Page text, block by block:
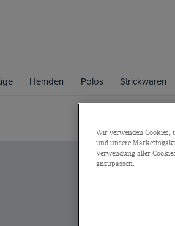
Hemden Polos Strickwaren
Wir verwenden Cookies,
und unsere
Verwendung aller
anzupassen.